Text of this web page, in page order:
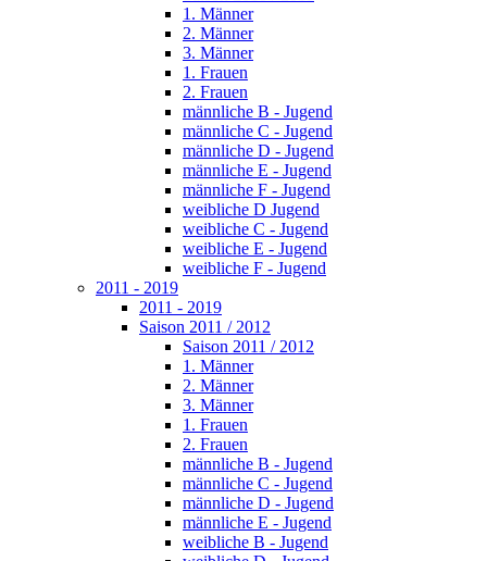
1. Männer
2. Männer
3. Männer
1. Frauen
2. Frauen
männliche B - Jugend
männliche C - Jugend
männliche D - Jugend
männliche E - Jugend
männliche F - Jugend
weibliche D Jugend
weibliche C - Jugend
weibliche E - Jugend
weibliche F - Jugend
2011 - 2019
2011 - 2019
Saison 2011 / 2012
Saison 2011 / 2012
1. Männer
2. Männer
3. Männer
1. Frauen
2. Frauen
männliche B - Jugend
männliche C - Jugend
männliche D - Jugend
männliche E - Jugend
weibliche B - Jugend